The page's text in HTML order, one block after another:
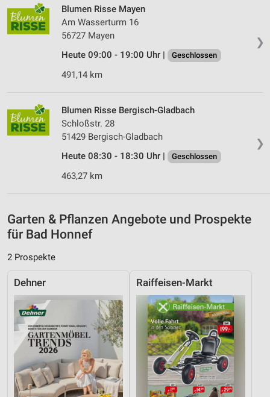
❯
Blumen Risse Mayen
Am Wasserturm 16
56727 Mayen
Heute 09:00 - 19:00 Uhr |
Geschlossen
491,14 km
❯
Blumen Risse Bergisch-Gladbach
Schloßstr. 28
51429 Bergisch-Gladbach
Heute 08:30 - 18:30 Uhr |
Geschlossen
463,27 km
Garten & Pflanzen Angebote und Prospekte
für Bad Honnef
2 Prospekte
Dehner Raiffeisen-Markt
Verwendung reduzierter Daten zur Auswahl von
Inhalten
Nicht-IAB-Verarbeitungszwecke:
Notwendig
Werbung